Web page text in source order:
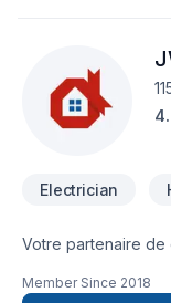
Electrician
Votre partenaire de
JW Électrique Inc.,
Member Since 2018